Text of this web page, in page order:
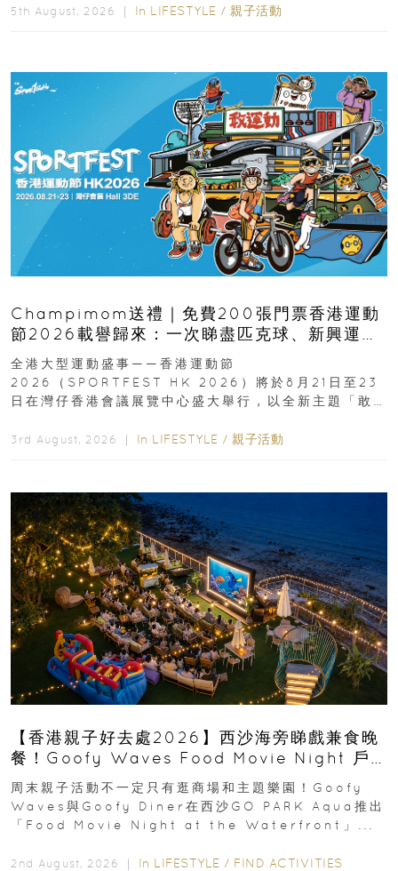
5th August, 2026 ｜ In LIFESTYLE / 親子活動
Champimom送禮｜免費200張門票香港運動
節2026載譽歸來：一次睇盡匹克球、新興運
動、街舞比賽＋逾百運動品牌展覽
全港大型運動盛事——香港運動節
2026（SPORTFEST HK 2026）將於8月21日至23
日在灣仔香港會議展覽中心盛大舉行，以全新主題「敢
3rd August, 2026 ｜ In LIFESTYLE / 親子活動
【香港親子好去處2026】西沙海旁睇戲兼食晚
餐！Goofy Waves Food Movie Night 戶
外影院逢週末登場
周末親子活動不一定只有逛商場和主題樂園！Goofy
Waves與Goofy Diner在西沙GO PARK Aqua推出
「Food Movie Night at the Waterfront」...
2nd August, 2026 ｜ In LIFESTYLE / FIND ACTIVITIES